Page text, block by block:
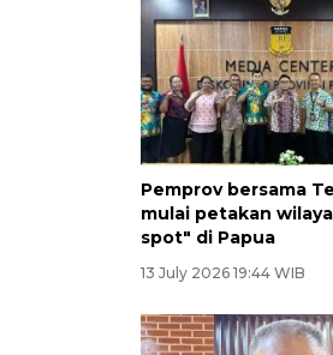
Pemprov bersama
mulai petakan
spot" di Papua
13 July 2026 19:44 WIB